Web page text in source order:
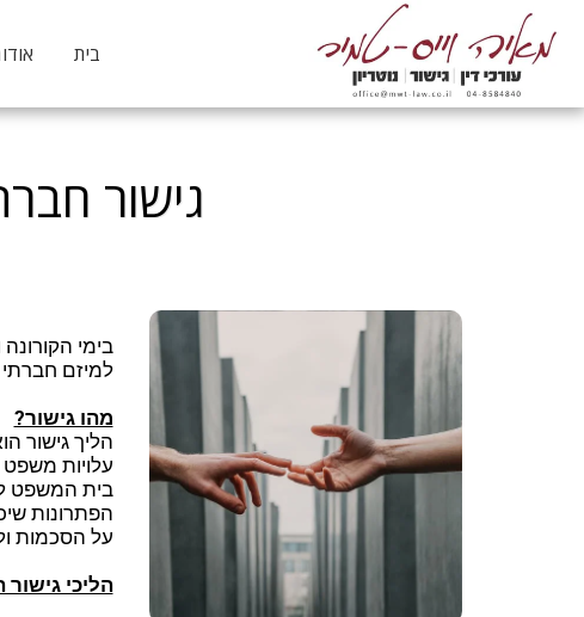
בית
גישור
בימי
למיזם חברתי
מהו גישור?
הליך גישור
עלויות
בית המשפט
הפתרונות
על הסכמות
הליכי